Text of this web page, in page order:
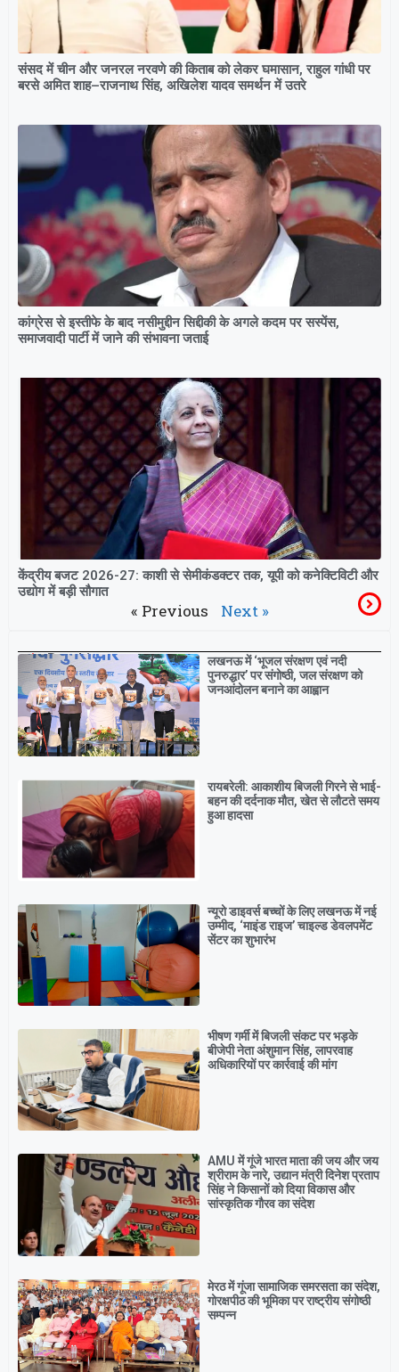
संसद में चीन और जनरल नरवणे की किताब को लेकर घमासान, राहुल गांधी पर
बरसे अमित शाह–राजनाथ सिंह, अखिलेश यादव समर्थन में उतरे
कांग्रेस से इस्तीफे के बाद नसीमुद्दीन सिद्दीकी के अगले कदम पर सस्पेंस,
समाजवादी पार्टी में जाने की संभावना जताई
केंद्रीय बजट 2026-27: काशी से सेमीकंडक्टर तक, यूपी को कनेक्टिविटी और
उद्योग में बड़ी सौगात
« Previous Next »
Breaking
लखनऊ में ‘भूजल संरक्षण एवं नदी
पुनरुद्धार’ पर संगोष्ठी, जल संरक्षण को
जनआंदोलन बनाने का आह्वान
रायबरेली: आकाशीय बिजली गिरने से भाई-
बहन की दर्दनाक मौत, खेत से लौटते समय
हुआ हादसा
न्यूरो डाइवर्स बच्चों के लिए लखनऊ में नई
उम्मीद, ‘माइंड राइज’ चाइल्ड डेवलपमेंट
सेंटर का शुभारंभ
भीषण गर्मी में बिजली संकट पर भड़के
बीजेपी नेता अंशुमान सिंह, लापरवाह
अधिकारियों पर कार्रवाई की मांग
AMU में गूंजे भारत माता की जय और जय
श्रीराम के नारे, उद्यान मंत्री दिनेश प्रताप
सिंह ने किसानों को दिया विकास और
सांस्कृतिक गौरव का संदेश
मेरठ में गूंजा सामाजिक समरसता का संदेश,
गोरक्षपीठ की भूमिका पर राष्ट्रीय संगोष्ठी
सम्पन्न